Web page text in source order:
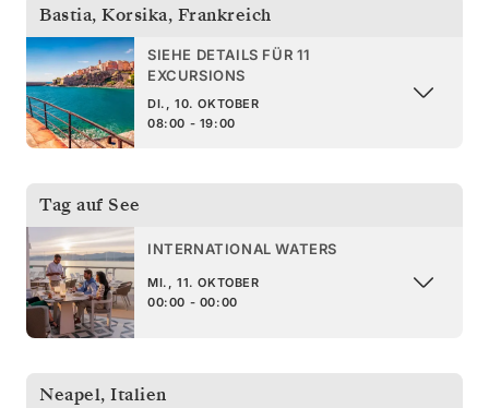
Bastia, Korsika, Frankreich
SIEHE DETAILS FÜR 11
EXCURSIONS
DI., 10. OKTOBER
08:00 - 19:00
Tag auf See
INTERNATIONAL WATERS
MI., 11. OKTOBER
00:00 - 00:00
Neapel, Italien